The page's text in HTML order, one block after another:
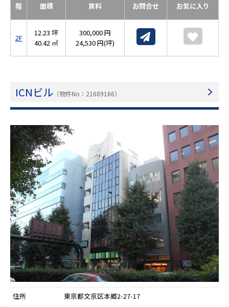
階 面積 賃料 お問合せ お気に入り
2F
12.23 坪
40.42 ㎡
300,000 円
24,530 円(坪)
ICNビル （物件No：21689166）
住所
東京都文京区本郷2-27-17